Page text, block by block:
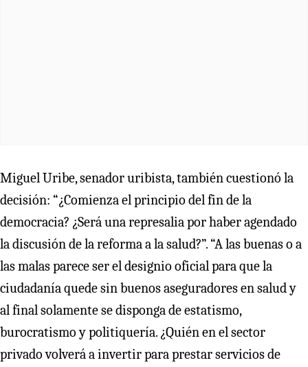
Miguel Uribe, senador uribista, también cuestionó la
decisión: “¿Comienza el principio del fin de la
democracia? ¿Será una represalia por haber agendado
la discusión de la reforma a la salud?”. “A las buenas o a
las malas parece ser el designio oficial para que la
ciudadanía quede sin buenos aseguradores en salud y
al final solamente se disponga de estatismo,
burocratismo y politiquería. ¿Quién en el sector
privado volverá a invertir para prestar servicios de